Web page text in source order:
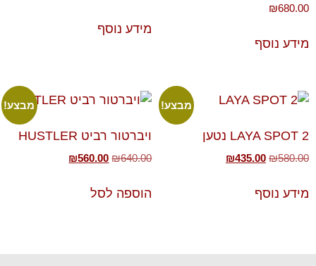
₪680.00
מידע נוסף
מידע נוסף
מבצע!
LAYA SPOT 2 נטען
₪580.00
₪435.00
מידע נוסף
מבצע!
ויברטור רביט HUSTLER
₪640.00
₪560.00
הוספה לסל